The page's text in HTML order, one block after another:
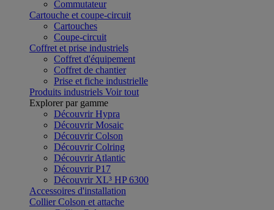
Commutateur
Cartouche et coupe-circuit
Cartouches
Coupe-circuit
Coffret et prise industriels
Coffret d'équipement
Coffret de chantier
Prise et fiche industrielle
Produits industriels Voir tout
Explorer par gamme
Découvrir Hypra
Découvrir Mosaic
Découvrir Colson
Découvrir Colring
Découvrir Atlantic
Découvrir P17
Découvrir XL³ HP 6300
Accessoires d'installation
Collier Colson et attache